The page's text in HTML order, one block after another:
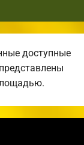
доступные